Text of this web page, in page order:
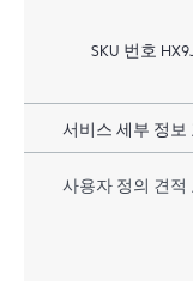
SKU 번호
서비스 세부 정보
사용자 정의 견적